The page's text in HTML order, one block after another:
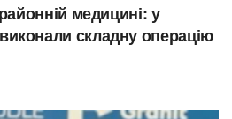
медицині: у
складну операцію